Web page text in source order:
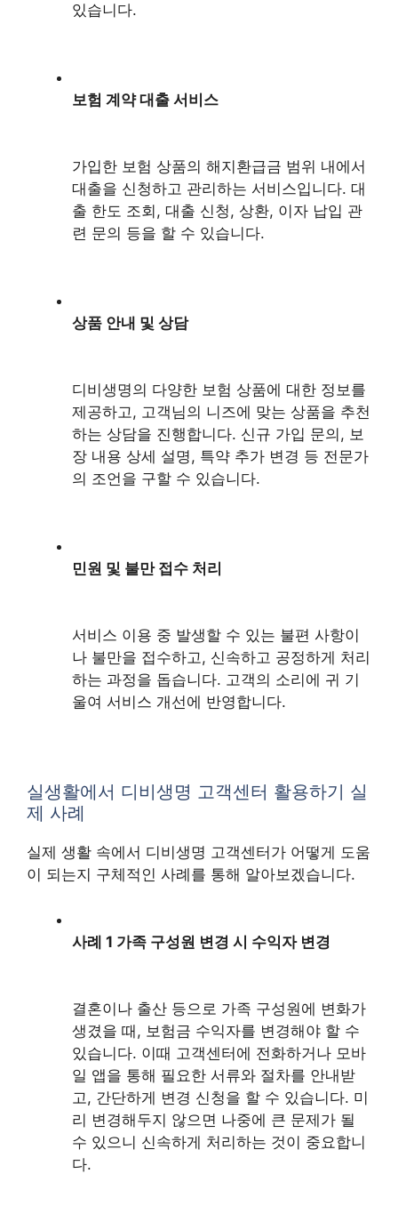
있습니다.
보험 계약 대출 서비스
가입한 보험 상품의 해지환급금 범위 내에서
대출을 신청하고 관리하는 서비스입니다. 대
출 한도 조회, 대출 신청, 상환, 이자 납입 관
련 문의 등을 할 수 있습니다.
상품 안내 및 상담
디비생명의 다양한 보험 상품에 대한 정보를
제공하고, 고객님의 니즈에 맞는 상품을 추천
하는 상담을 진행합니다. 신규 가입 문의, 보
장 내용 상세 설명, 특약 추가 변경 등 전문가
의 조언을 구할 수 있습니다.
민원 및 불만 접수 처리
서비스 이용 중 발생할 수 있는 불편 사항이
나 불만을 접수하고, 신속하고 공정하게 처리
하는 과정을 돕습니다. 고객의 소리에 귀 기
울여 서비스 개선에 반영합니다.
실생활에서 디비생명 고객센터 활용하기 실
제 사례
실제 생활 속에서 디비생명 고객센터가 어떻게 도움
이 되는지 구체적인 사례를 통해 알아보겠습니다.
사례 1 가족 구성원 변경 시 수익자 변경
결혼이나 출산 등으로 가족 구성원에 변화가
생겼을 때, 보험금 수익자를 변경해야 할 수
있습니다. 이때 고객센터에 전화하거나 모바
일 앱을 통해 필요한 서류와 절차를 안내받
고, 간단하게 변경 신청을 할 수 있습니다. 미
리 변경해두지 않으면 나중에 큰 문제가 될
수 있으니 신속하게 처리하는 것이 중요합니
다.